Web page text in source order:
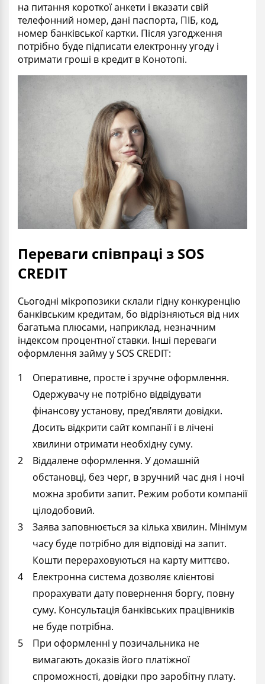
на питання короткої анкети і вказати свій
телефонний номер, дані паспорта, ПІБ, код,
номер банківської картки. Після узгодження
потрібно буде підписати електронну угоду і
отримати гроші в кредит в Конотопі.
Переваги співпраці з SOS
CREDIT
Сьогодні мікропозики склали гідну конкуренцію
банківським кредитам, бо відрізняються від них
багатьма плюсами, наприклад, незначним
індексом процентної ставки. Інші переваги
оформлення займу у SOS CREDIT:
Оперативне, просте і зручне оформлення.
Одержувачу не потрібно відвідувати
фінансову установу, пред’являти довідки.
Досить відкрити сайт компанії і в лічені
хвилини отримати необхідну суму.
Віддалене оформлення. У домашній
обстановці, без черг, в зручний час дня і ночі
можна зробити запит. Режим роботи компанії
цілодобовий.
Заява заповнюється за кілька хвилин. Мінімум
часу буде потрібно для відповіді на запит.
Кошти перераховуються на карту миттєво.
Електронна система дозволяє клієнтові
прорахувати дату повернення боргу, повну
суму. Консультація банківських працівників
не буде потрібна.
При оформленні у позичальника не
вимагають доказів його платіжної
спроможності, довідки про заробітну плату.